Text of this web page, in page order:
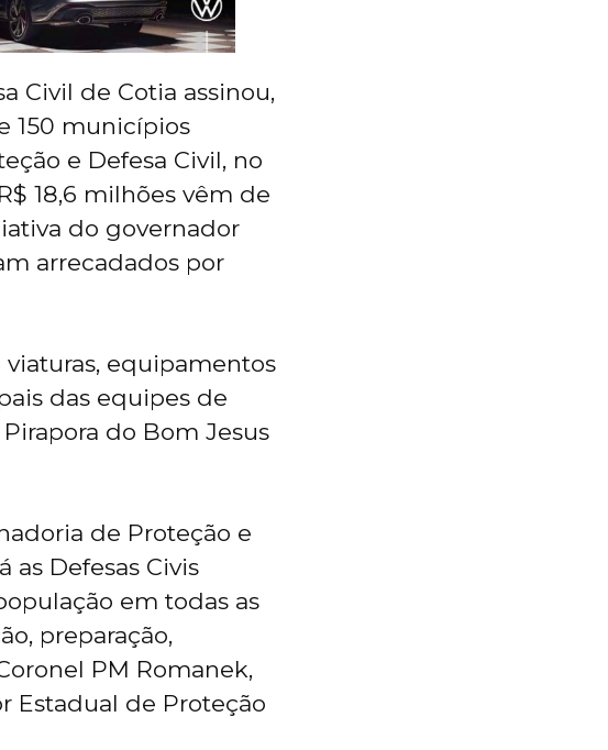
Civil de Cotia assinou,
150 municípios
e Defesa Civil, no
18,6 milhões vêm de
do governador
arrecadados por
viaturas, equipamentos
das equipes de
do Bom Jesus
de Proteção e
as Defesas Civis
em todas as
preparação,
PM Romanek,
Estadual de Proteção